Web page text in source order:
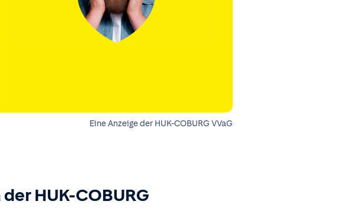
Eine Anzeige der HUK-COBURG VVaG
HUK-COBURG